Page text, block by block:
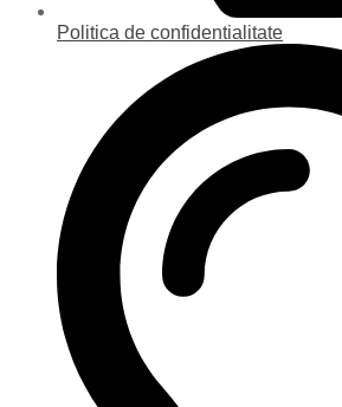
Politica de confidentialitate